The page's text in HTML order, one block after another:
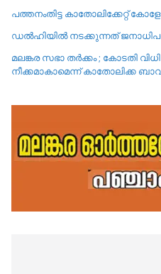
പത്തനംതിട്ട കാതോലിക്കേറ്റ്‌
ഡൽഹിയിൽ നടക്കുന്നത്
മലങ്കര സഭാ തർക്കം ; കോടതി
നീക്കമാകാമെന്ന് കാതോലിക്ക